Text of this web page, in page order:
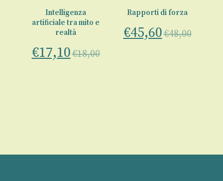
Intelligenza
artificiale tra mito e
realtà
€17,10€18,00
Rapporti di forza
€45,60€48,00